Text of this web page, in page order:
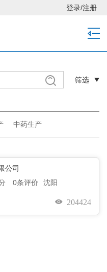
登录/注册
筛选
中药生产
公司
0条评价 沈阳
204424